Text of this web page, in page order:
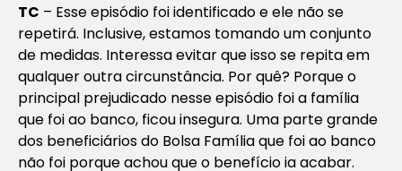
TC – Esse episódio foi identificado e ele não se
repetirá. Inclusive, estamos tomando um conjunto
de medidas. Interessa evitar que isso se repita em
qualquer outra circunstância. Por quê? Porque o
principal prejudicado nesse episódio foi a família
que foi ao banco, ficou insegura. Uma parte grande
dos beneficiários do Bolsa Família que foi ao banco
não foi porque achou que o benefício ia acabar.